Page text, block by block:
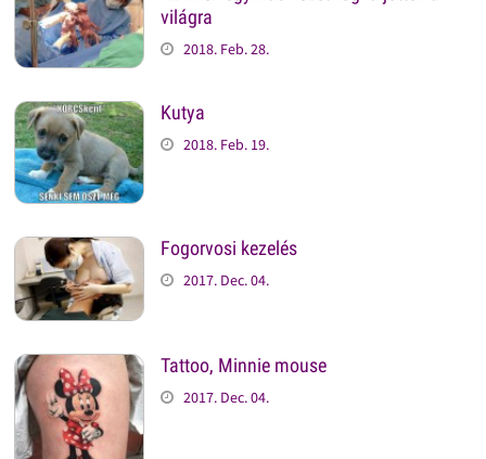
világra
2018. Feb. 28.
Kutya
2018. Feb. 19.
Fogorvosi kezelés
2017. Dec. 04.
Tattoo, Minnie mouse
2017. Dec. 04.